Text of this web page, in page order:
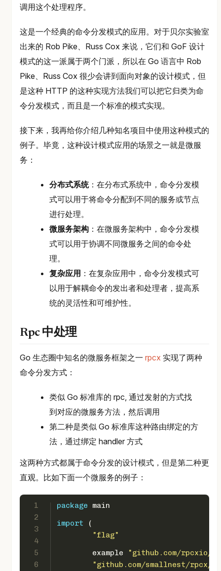
调用这个处理程序。
这是一个经典的命令分发模式的应用。对于贝尔实验室
出来的 Rob Pike、Russ Cox 来说，它们和 GoF 设计
模式的这一派属于两个门派，所以在 Go 语言中 Rob
Pike、Russ Cox 很少会讲到面向对象的设计模式，但
是这种 HTTP 的这种实现方法我们可以把它归类为命
令分发模式，而且是一个标准的模式实现。
接下来，我再给你介绍几种知名项目中使用这种模式的
例子。毕竟，这种设计模式应用的场景之一就是微服
务：
分布式系统：在分布式系统中，命令分发模
式可以用于将命令分配到不同的服务或节点
进行处理。
微服务架构 ：在微服务架构中，命令分发模
式可以用于协调不同微服务之间的命令处
理。
复杂应用 ：在复杂应用中，命令分发模式可
以用于解耦命令的发出者和处理者，提高系
统的灵活性和可维护性。
Rpc 中处理
Go 生态圈中知名的微服务框架之一 rpcx 实现了两种
命令分发方式：
类似 Go 标准库的 rpc, 通过发射的方式找
到对应的微服务方法，然后调用
第二种是类似 Go 标准库这种路由绑定的方
法，通过绑定 handler 方式
这两种方式都属于命令分发的设计模式，但是第二种更
直观。比如下面一个微服务的例子：
1
2
3
4
5
6
package main
import (
"flag"
	example
"github.com/rpcxio/
"github.com/smallnest/rpcx/